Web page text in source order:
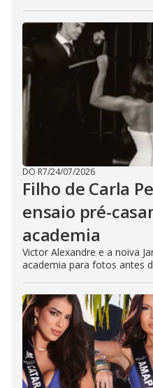
DO R7/24/07/2026
Filho de Carla
ensaio pré-
academia
Victor Alexandre e a noiva
academia para fotos antes